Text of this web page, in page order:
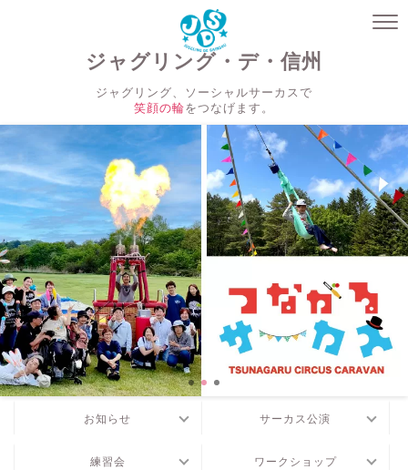
ジャグリング・デ・信州
ジャグリング、ソーシャルサーカスで
笑顔の輪をつなげます。
お知らせ サーカス公演
練習会 ワークショップ